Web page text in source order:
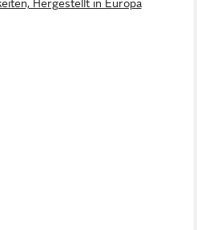
Hergestellt in Europa